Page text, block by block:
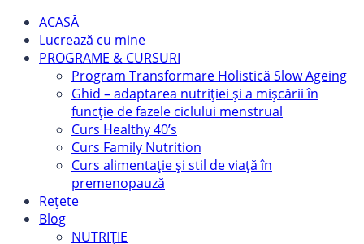
ACASĂ
Lucrează cu mine
PROGRAME & CURSURI
Program Transformare Holistică Slow Ageing
Ghid – adaptarea nutriției și a mișcării în
funcție de fazele ciclului menstrual
Curs Healthy 40’s
Curs Family Nutrition
Curs alimentație și stil de viață în
premenopauză
Rețete
Blog
NUTRIȚIE